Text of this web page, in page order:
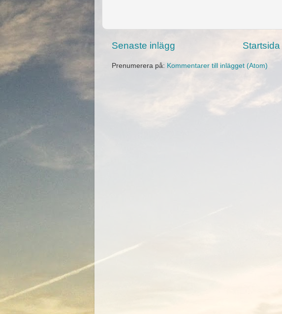
Senaste inlägg Startsida
Prenumerera på: Kommentarer till inlägget (Atom)